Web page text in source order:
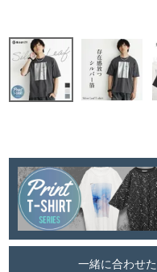
一緒に合わせ